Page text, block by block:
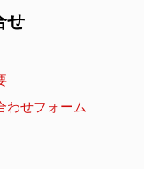
せ
わせフォーム